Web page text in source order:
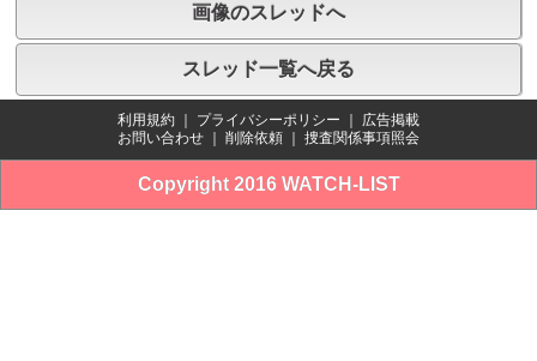
画像のスレッドへ
スレッド一覧へ戻る
利用規約 プライバシーポリシー
広告掲載
お問い合わせ
削除依頼 捜査関係事項照会
Copyright 2016 WATCH-LIST